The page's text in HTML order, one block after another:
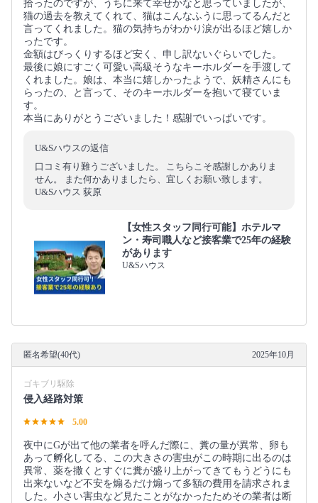
拾ったのですが、うちに来て幸せかなと思っていましたが、
猫の過去を教えてくれて、猫はこんなふうに思ってるんだと
言ってくれました。猫の気持ちがわかり涙が出るほど嬉しか
ったです。
金額はびっくりするほど安く、申し訳ないぐらいでした。
最後に娘にすごく可愛い高級そうなキーホルダーを手渡して
くれました。娘は、本当に嬉しかったようで、妖精さんにも
らったの、と言って、そのキーホルダーを抱いて寝ていま
す。
本当にありがとうございました！感謝でいっぱいです。
U&Sハウスの返信
口コミ有り難うございました。 こちらこそ感謝しかありま
せん。 また何かありましたら、宜しくお願い致します。
U&Sハウス 荻原
【女性スタッフ同行可能】ホテルマ
ン・寿司職人など接客業で25年の経験
があります
U&Sハウス
匿名希望(40代) 2025年10月
ゴキブリ駆除
侵入経路対策
5.00
夜中にGが出て他の業者を呼んだ際に、糞の量が異常、卵も
あって孵化してる、この大きさの害虫がこの時期に出るのは
異常、薬を撒くとすぐに糞が盛り上がってきてもうどうにも
出来ないなど不安を煽るだけ煽って多額の費用を請求されま
した。小さい害虫など見たことがなかったためその業者は断